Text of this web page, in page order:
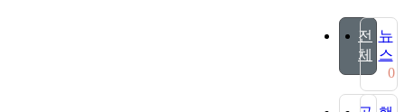
전
체
뉴
스
0